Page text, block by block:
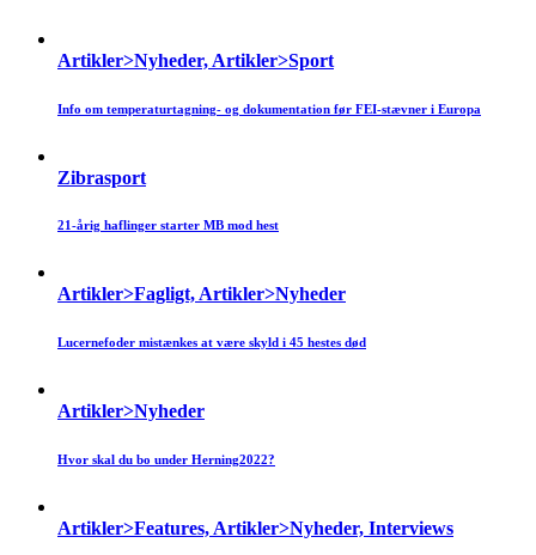
Artikler>Nyheder, Artikler>Sport
Info om temperaturtagning- og dokumentation før FEI-stævner i Europa
Zibrasport
21-årig haflinger starter MB mod hest
Artikler>Fagligt, Artikler>Nyheder
Lucernefoder mistænkes at være skyld i 45 hestes død
Artikler>Nyheder
Hvor skal du bo under Herning2022?
Artikler>Features, Artikler>Nyheder, Interviews